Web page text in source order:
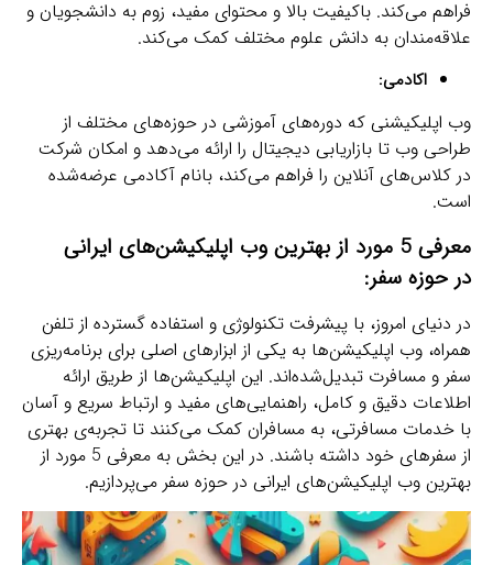
فراهم می‌کند. باکیفیت بالا و محتوای مفید، زوم به دانشجویان و
علاقه‌مندان به دانش علوم مختلف کمک می‌کند.
اکادمی:
وب اپلیکیشنی که دوره‌های آموزشی در حوزه‌های مختلف از
طراحی وب تا بازاریابی دیجیتال را ارائه می‌دهد و امکان شرکت
در کلاس‌های آنلاین را فراهم می‌کند، بانام آکادمی عرضه‌شده
است.
معرفی 5 مورد از
بهترین وب اپلیکیشن‌های ایرانی
در حوزه سفر:
در دنیای امروز، با پیشرفت تکنولوژی و استفاده گسترده از تلفن
همراه، وب اپلیکیشن‌ها به یکی از ابزارهای اصلی برای برنامه‌ریزی
سفر و مسافرت تبدیل‌شده‌اند. این اپلیکیشن‌ها از طریق ارائه
اطلاعات دقیق و کامل، راهنمایی‌های مفید و ارتباط سریع و آسان
با خدمات مسافرتی، به مسافران کمک می‌کنند تا تجربه‌ی بهتری
از سفرهای خود داشته باشند. در این بخش به معرفی 5 مورد از
بهترین وب اپلیکیشن‌های ایرانی در حوزه سفر می‌پردازیم.